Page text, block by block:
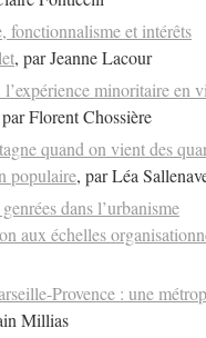
fonctionnalisme et intérêts
, par Jeanne Lacour
minoritaire en
Florent Chossière
quand on vient des
populaire, par Léa
dans l’urbanisme
aux échelles
Provence : une
Millias